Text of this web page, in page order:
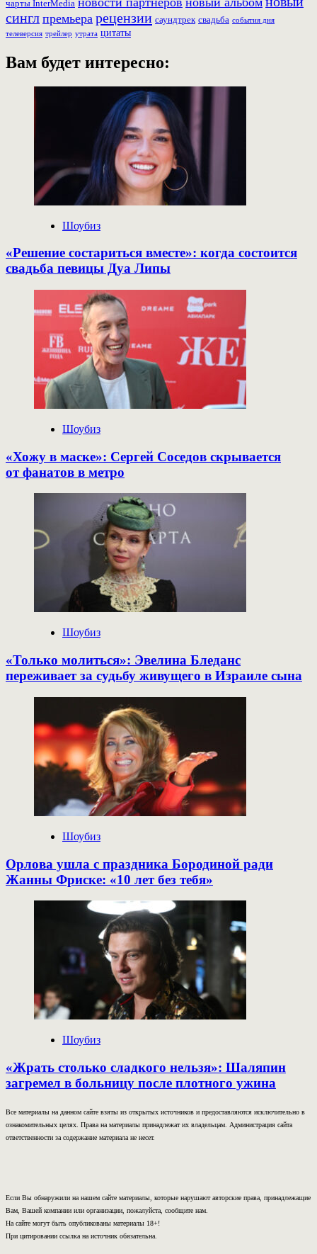
чарты InterMedia
сингл премьера рецензии саундтрек свадьба события дня
телеверсия трейлер утрата цитаты
Вам будет интересно:
Шоубиз
«Решение состариться вместе»: когда состоится
свадьба певицы Дуа Липы
Шоубиз
«Хожу в маске»: Сергей Соседов скрывается
от фанатов в метро
Шоубиз
«Только молиться»: Эвелина Бледанс
переживает за судьбу живущего в Израиле сына
Шоубиз
Орлова ушла с праздника Бородиной ради
Жанны Фриске: «10 лет без тебя»
Шоубиз
«Жрать столько сладкого нельзя»: Шаляпин
загремел в больницу после плотного ужина
Все материалы на данном сайте взяты из открытых источников и предоставляются исключительно в
ознакомительных целях. Права на материалы принадлежат их владельцам. Администрация сайта
ответственности за содержание материала не несет.
Если Вы обнаружили на нашем сайте материалы, которые нарушают авторские права, принадлежащие
Вам, Вашей компании или организации, пожалуйста, сообщите нам.
На сайте могут быть опубликованы материалы 18+!
При цитировании ссылка на источник обязательна.